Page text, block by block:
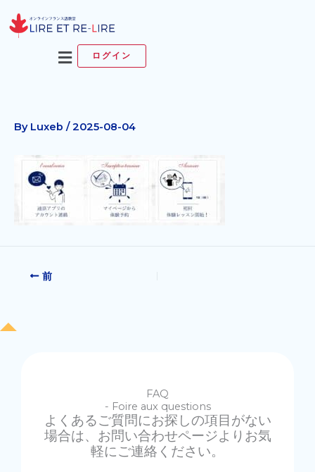
容
メ
ニ
ログイン
By Luxeb /2025-08-04
前
FAQ
- Foire aux questions
よくあるご質問にお探しの項目がない
場合は、お問い合わせページよりお気
軽にご連絡ください。